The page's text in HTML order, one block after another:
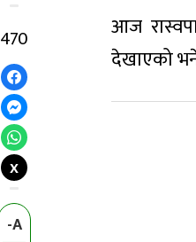
470
X
-A
आज
देखाएको